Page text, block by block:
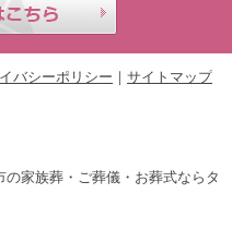
バシーポリシー サイトマップ
の家族葬・ご葬儀・お葬式ならタ